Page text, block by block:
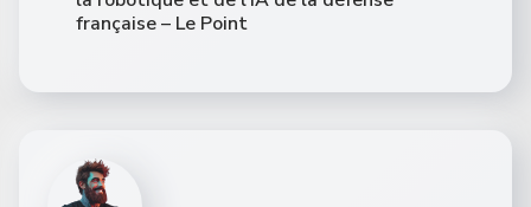
française – Le Point